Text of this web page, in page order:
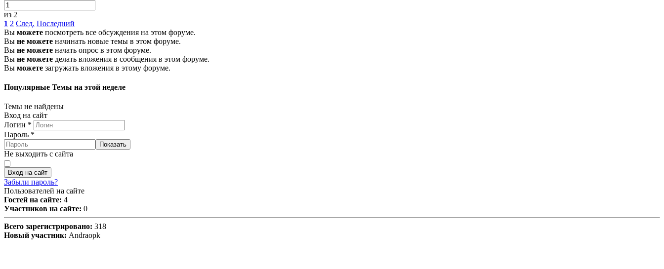
из 2
1 2 След. Последний
Вы можете посмотреть все обсуждения на этом форуме.
Вы не можете начинать новые темы в этом форуме.
Вы не можете начать опрос в этом форуме.
Вы не можете делать вложения в сообщения в этом форуме.
Вы можете загружать вложения в этому форуме.
Популярные Темы на этой неделе
Темы не найдены
Вход на сайт
Логин *
Пароль *
Показать
Не выходить с сайта
Вход на сайт
Забыли пароль?
Пользователей на сайте
Гостей на сайте: 4
Участников на сайте: 0
Всего зарегистрировано: 318
Новый участник: Andraopk